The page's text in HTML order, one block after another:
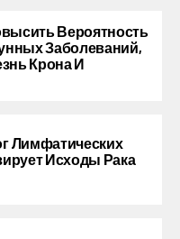
Вероятность
Заболеваний,
Крона И
Лимфатических
Исходы Рака